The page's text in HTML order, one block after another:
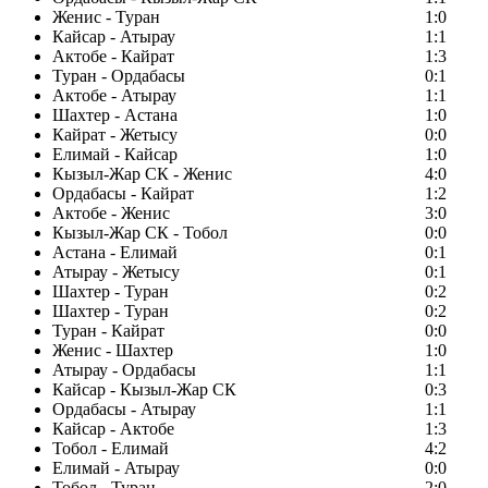
Женис - Туран
1:0
Кайсар - Атырау
1:1
Актобе - Кайрат
1:3
Туран - Ордабасы
0:1
Актобе - Атырау
1:1
Шахтер - Астана
1:0
Кайрат - Жетысу
0:0
Елимай - Кайсар
1:0
Кызыл-Жар СК - Женис
4:0
Ордабасы - Кайрат
1:2
Актобе - Женис
3:0
Кызыл-Жар СК - Тобол
0:0
Астана - Елимай
0:1
Атырау - Жетысу
0:1
Шахтер - Туран
0:2
Шахтер - Туран
0:2
Туран - Кайрат
0:0
Женис - Шахтер
1:0
Атырау - Ордабасы
1:1
Кайсар - Кызыл-Жар СК
0:3
Ордабасы - Атырау
1:1
Кайсар - Актобе
1:3
Тобол - Елимай
4:2
Елимай - Атырау
0:0